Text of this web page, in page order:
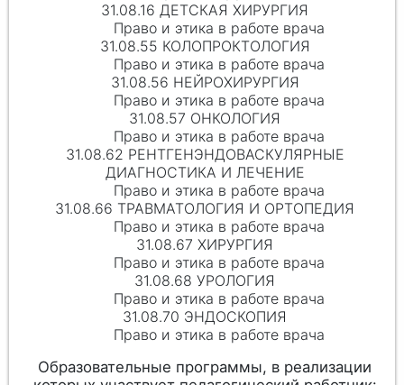
31.08.16 ДЕТСКАЯ ХИРУРГИЯ
Право и этика в работе врача
31.08.55 КОЛОПРОКТОЛОГИЯ
Право и этика в работе врача
31.08.56 НЕЙРОХИРУРГИЯ
Право и этика в работе врача
31.08.57 ОНКОЛОГИЯ
Право и этика в работе врача
31.08.62 РЕНТГЕНЭНДОВАСКУЛЯРНЫЕ
ДИАГНОСТИКА И ЛЕЧЕНИЕ
Право и этика в работе врача
31.08.66 ТРАВМАТОЛОГИЯ И ОРТОПЕДИЯ
Право и этика в работе врача
31.08.67 ХИРУРГИЯ
Право и этика в работе врача
31.08.68 УРОЛОГИЯ
Право и этика в работе врача
31.08.70 ЭНДОСКОПИЯ
Право и этика в работе врача